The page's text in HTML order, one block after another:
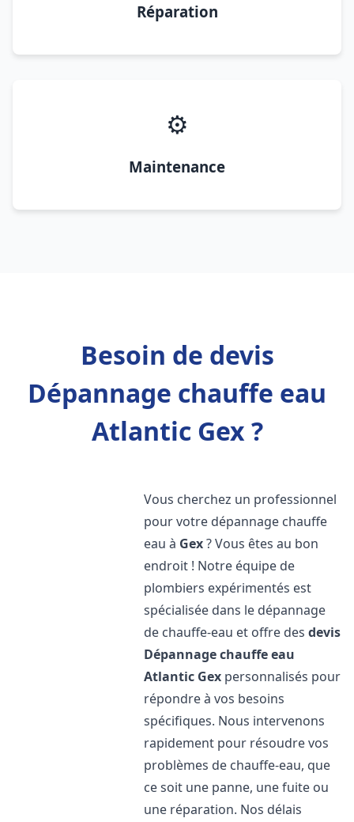
Réparation
⚙️
Maintenance
Besoin de devis
Dépannage chauffe eau
Atlantic Gex ?
Vous cherchez un professionnel
pour votre dépannage chauffe
eau à Gex? Vous êtes au bon
endroit ! Notre équipe de
plombiers expérimentés est
spécialisée dans le dépannage
de chauffe-eau et offre desdevis
Dépannage chauffe eau
Atlantic Gex personnalisés pour
répondre à vos besoins
spécifiques. Nous intervenons
rapidement pour résoudre vos
problèmes de chauffe-eau, que
ce soit une panne, une fuite ou
une réparation. Nos délais